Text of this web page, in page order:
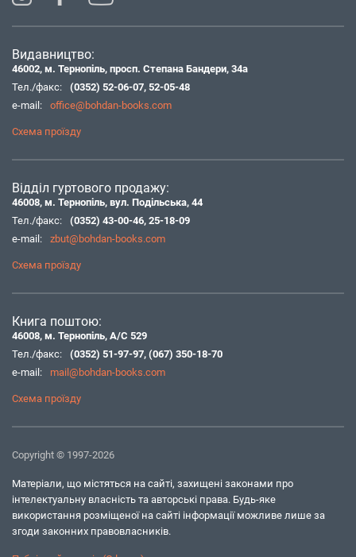
Видавництво:
46002, м. Тернопіль, просп. Степана Бандери, 34а
Тел./факс:
(0352) 52-06-07, 52-05-48
e-mail:
office@bohdan-books.com
Схема проїзду
Відділ гуртового продажу:
46008, м. Тернопіль, вул. Подільська, 44
Тел./факс:
(0352) 43-00-46, 25-18-09
e-mail:
zbut@bohdan-books.com
Схема проїзду
Книга поштою:
46008, м. Тернопіль, А/С 529
Тел./факс:
(0352) 51-97-97, (067) 350-18-70
e-mail:
mail@bohdan-books.com
Схема проїзду
Copyright © 1997-2026
Матеріали, що містяться на сайті, захищені законами про
інтелектуальну власність та авторські права. Будь-яке
використання розміщеної на сайті інформації можливе лише за
згоди законних правовласників.